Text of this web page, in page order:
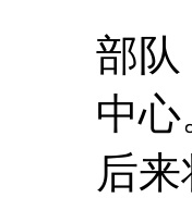
部队
中
后